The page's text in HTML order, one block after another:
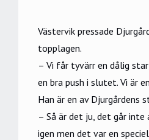
Västervik pressade
topplagen.
– Vi får tyvärr en dålig
en bra push i slutet. Vi är
Han är en av
– Så är det ju, det går
igen men det var en